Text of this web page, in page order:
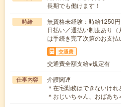
長期でも働けます！
時給
無資格未経験：時給
日払い／週払い制度あり
は手続き完了次第のお支払
交通費
交通費全額支給※規定有
仕事内容
介護関連
＊在宅勤務はできないけ
＊おじいちゃん、おばあ